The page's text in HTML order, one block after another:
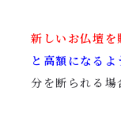
新しいお仏壇を
と高額になる
分を断られる場